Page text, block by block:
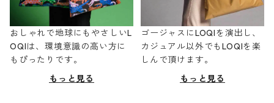
おしゃれで地球にもやさしいL
OQIは、環境意識の高い方に
もぴったりです。
もっと見る
ゴージャスにLOQIを演出し、
カジュアル以外でもLOQIを楽
しんで頂けます。
もっと見る